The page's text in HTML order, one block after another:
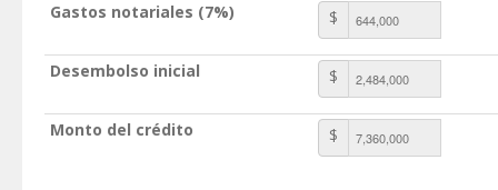
Gastos notariales (7%) $
Desembolso inicial $
Monto del crédito $